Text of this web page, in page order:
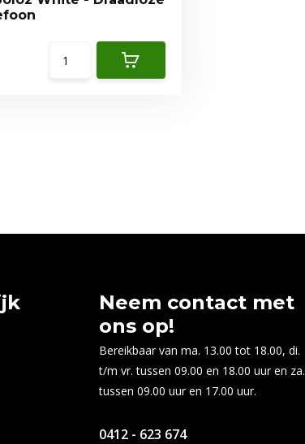
Neem contact met
ons op!
Bereikbaar van ma. 13.00 tot 18.00, di.
t/m vr. tussen 09.00 en 18.00 uur en za.
tussen 09.00 uur en 17.00 uur.
0412 - 623 674